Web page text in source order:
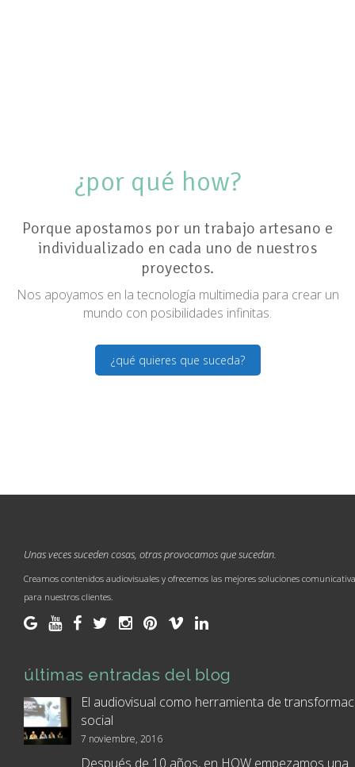
¿por qué how?
Porque apostamos por un trabajo artesano e
individualizado en cada uno de nuestros
proyectos.
Nos apoyamos en la tecnología multimedia para crear un
mundo con posibilidades infinitas.
¿qué quieres que suceda?
Unas veces suceden cosas, otras provocamos que sucedan.
Creamos contenidos audiovisuales y ofrecemos las mejores soluciones
para nuestros clientes.
últimas entradas del blog
El audiovisual como herramienta de
social
7 noviembre, 2016
Después de 10 años, en HOW empezamos una